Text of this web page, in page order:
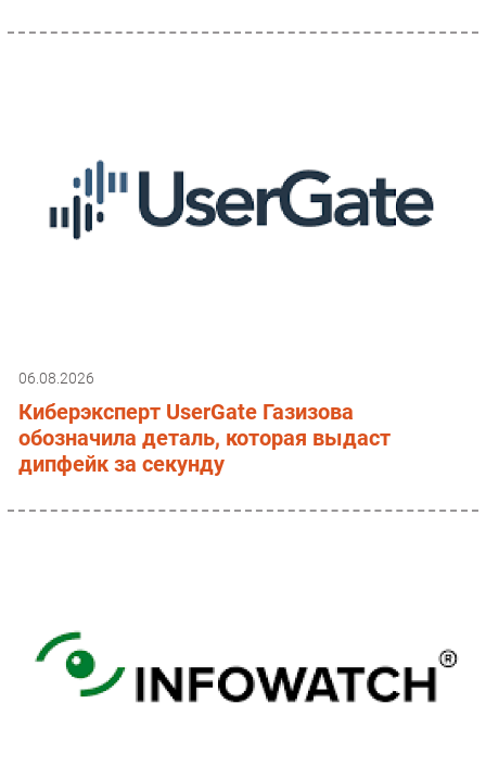
06.08.2026
Киберэксперт UserGate Газизова
обозначила деталь, которая выдаст
дипфейк за секунду